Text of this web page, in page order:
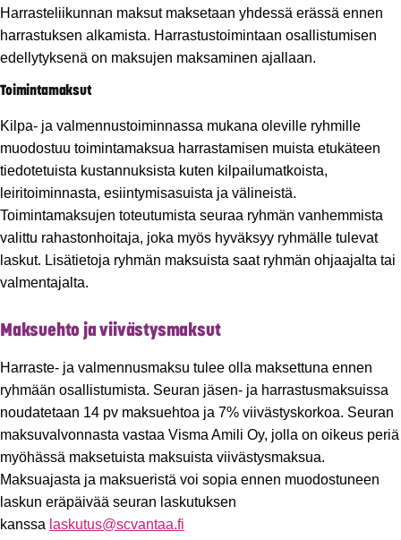
Harrasteliikunnan maksut maksetaan yhdessä erässä ennen
harrastuksen alkamista. Harrastustoimintaan osallistumisen
edellytyksenä on maksujen maksaminen ajallaan.
Toimintamaksut
Kilpa- ja valmennustoiminnassa mukana oleville ryhmille
muodostuu toimintamaksua harrastamisen muista etukäteen
tiedotetuista kustannuksista kuten kilpailumatkoista,
leiritoiminnasta, esiintymisasuista ja välineistä.
Toimintamaksujen toteutumista seuraa ryhmän vanhemmista
valittu rahastonhoitaja, joka myös hyväksyy ryhmälle tulevat
laskut. Lisätietoja ryhmän maksuista saat ryhmän ohjaajalta tai
valmentajalta.
Maksuehto ja viivästysmaksut
Harraste- ja valmennusmaksu tulee olla maksettuna ennen
ryhmään osallistumista. Seuran jäsen- ja harrastusmaksuissa
noudatetaan 14 pv maksuehtoa ja 7% viivästyskorkoa. Seuran
maksuvalvonnasta vastaa Visma Amili Oy, jolla on oikeus periä
myöhässä maksetuista maksuista viivästysmaksua.
Maksuajasta ja maksueristä voi sopia ennen muodostuneen
laskun eräpäivää seuran laskutuksen
kanssa laskutus@scvantaa.fi